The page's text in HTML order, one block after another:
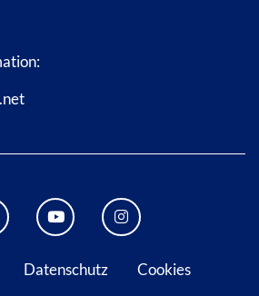
BAD WILDUNGEN
YOUTUBE KANAL STADT
INSTAGRAM
Datenschutz Cookies